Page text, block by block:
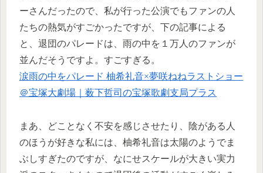
ーさんだったので、私が行った公演でもファンの人
たちの熱気がすごかったですが、下の記事による
と、退団のパレードは、雨の中を１万人のファンが
並んだそうですよ。すごすぎる。
涙雨の中をパレード 柚希礼音×夢咲ねねラストショー
＠宝塚大劇場｜薮下哲司の宝塚歌劇支局プラス
まあ、どことなく不安を感じさせたり、陰がある人
のほうが好きな私には、柚希礼音は太陽のようでま
ぶしすぎたのですが、なにせスケールが大きい実力